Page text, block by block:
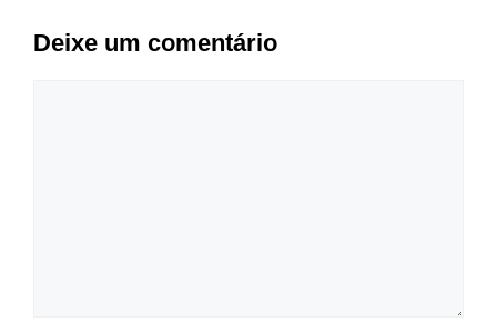
Deixe um comentário